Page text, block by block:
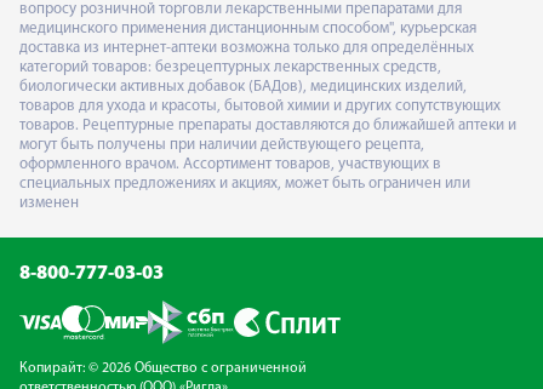
вопросу розничной торговли лекарственными препаратами для
медицинского применения дистанционным способом", курьерская
доставка из интернет-аптеки возможна только для определённых
категорий товаров: безрецептурных лекарственных средств,
биологически активных добавок (БАДов), медицинских изделий,
товаров для ухода и красоты, бытовой химии и других сопутствующих
товаров. Рецептурные препараты доставляются до ближайшей аптеки и
могут быть получены при наличии действующего рецепта,
оформленного врачом. Ассортимент товаров, участвующих в
специальных предложениях и акциях, может быть ограничен или
изменен
8-800-777-03-03
Копирайт: © 2026 Общество с ограниченной